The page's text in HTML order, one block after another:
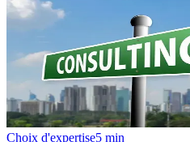
Choix d'expertise5 min